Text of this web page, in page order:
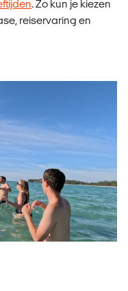
. Zo kun je kiezen
reiservaring en